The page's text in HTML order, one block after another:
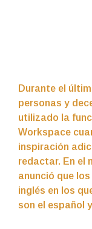
Durante el
personas y
utilizado la
Workspace
inspiración
redactar. En el
anunció que
inglés en los
son el español